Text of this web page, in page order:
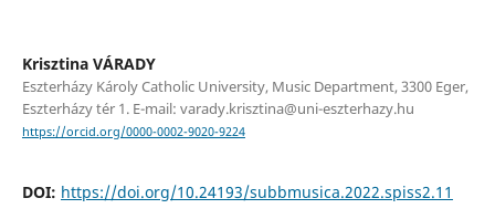
Krisztina VÁRADY
Eszterházy Károly Catholic University, Music Department, 3300 Eger,
Eszterházy tér 1. E-mail: varady.krisztina@uni-eszterhazy.hu
https://orcid.org/0000-0002-9020-9224
DOI: https://doi.org/10.24193/subbmusica.2022.spiss2.11